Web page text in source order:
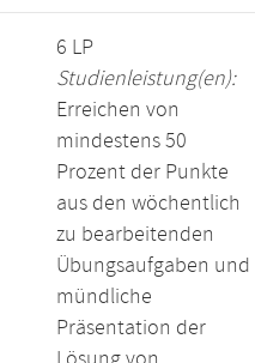
6 LP
Studienleistung(en):
Erreichen von
mindestens 50
Prozent der Punkte
aus den wöchentlich
zu bearbeitenden
Übungsaufgaben und
mündliche
Präsentation der